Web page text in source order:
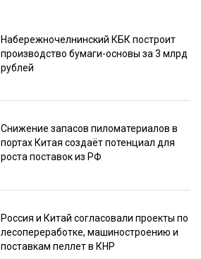
Набережночелнинский КБК построит
производство бумаги-основы за 3 млрд
рублей
Снижение запасов пиломатериалов в
портах Китая создаёт потенциал для
роста поставок из РФ
Россия и Китай согласовали проекты по
лесопереработке, машиностроению и
поставкам пеллет в КНР